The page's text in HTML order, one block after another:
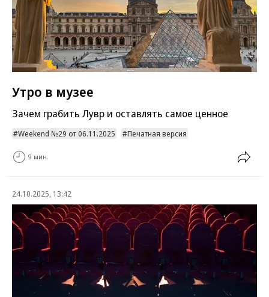
Утро в музее
Зачем грабить Лувр и оставлять самое ценное
Weekend №29 от 06.11.2025 Печатная версия
9 мин.
24.10.2025, 13:42